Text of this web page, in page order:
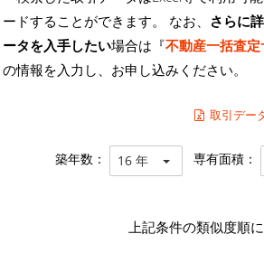
ードすることができます。 なお、 さらに
ータを入手したい場合は『不動産一括査定
の情報を入力し、お申し込みください。
取引デー
築年数： 16 年 専有面積：
上記条件の類似度順に